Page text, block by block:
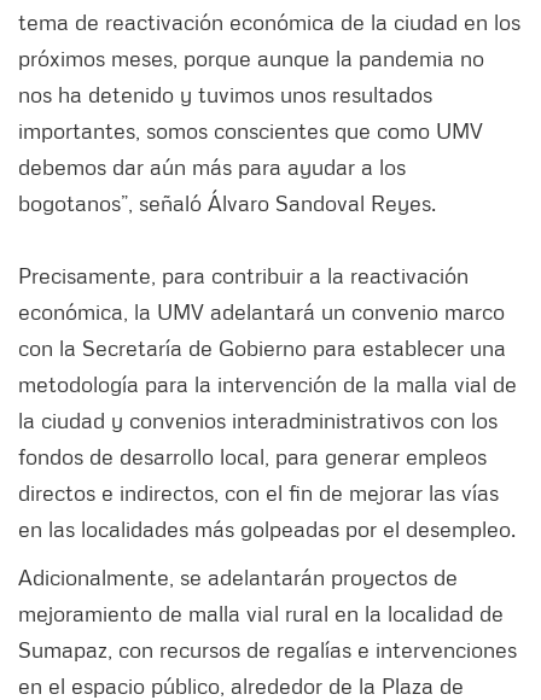
tema de reactivación económica de la ciudad en los
próximos meses, porque aunque la pandemia no
nos ha detenido y tuvimos unos resultados
importantes, somos conscientes que como UMV
debemos dar aún más para ayudar a los
bogotanos”, señaló Álvaro Sandoval Reyes.
Precisamente, para contribuir a la reactivación
económica, la UMV adelantará un convenio marco
con la Secretaría de Gobierno para establecer una
metodología para la intervención de la malla vial de
la ciudad y convenios interadministrativos con los
fondos de desarrollo local, para generar empleos
directos e indirectos, con el fin de mejorar las vías
en las localidades más golpeadas por el desempleo.
Adicionalmente, se adelantarán proyectos de
mejoramiento de malla vial rural en la localidad de
Sumapaz, con recursos de regalías e intervenciones
en el espacio público, alrededor de la Plaza de